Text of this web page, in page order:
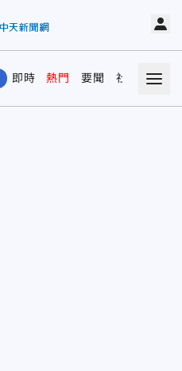
即時 熱門 要聞 社會 娛樂